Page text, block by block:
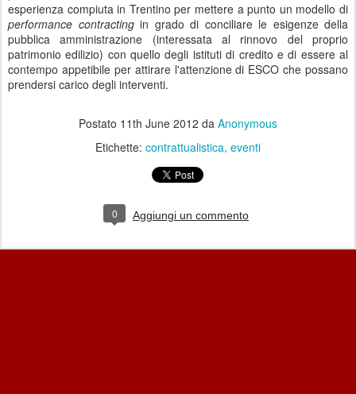
esperienza compiuta in Trentino per mettere a punto un modello di
performance contractingin grado di conciliare le esigenze della
pubblica amministrazione (interessata al rinnovo del proprio
patrimonio edilizio) con quello degli istituti di credito e di essere al
contempo appetibile per attirare l'attenzione di ESCO che possano
prendersi carico degli interventi.
Postato 11th June 2012 da Anonymous
Etichette: contrattualistica eventi
0 Aggiungi un commento